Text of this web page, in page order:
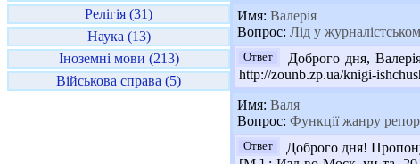
Релігія (31)
Наука (13)
Іноземні мови (213)
Військова справа (5)
Имя: Валерія
Вопрос: Лід у
Ответ
Доброго дня,
http://zounb.zp.ua/knigi-
Имя: Валя
Вопрос: Функції жанру
Ответ
Доброго дня!